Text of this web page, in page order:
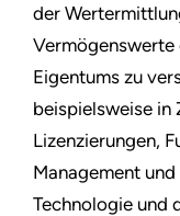
der
Eigentums zu
beispielsweise in
Lizenzierungen,
Management
Technologie und